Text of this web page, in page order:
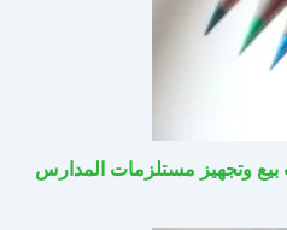
وتجهيز مستلزمات المدارس